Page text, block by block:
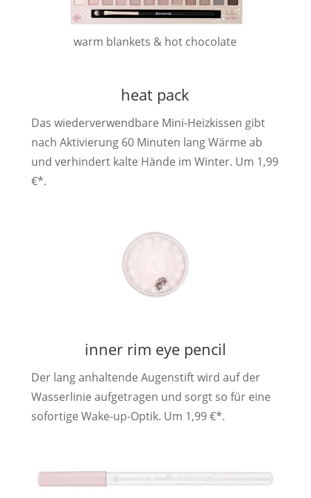
warm blankets & hot chocolate
heat pack
Das wiederverwendbare Mini-Heizkissen gibt
nach Aktivierung 60 Minuten lang Wärme ab
und verhindert kalte Hände im Winter. Um 1,99
€*.
inner rim eye pencil
Der lang anhaltende Augenstift wird auf der
Wasserlinie aufgetragen und sorgt so für eine
sofortige Wake-up-Optik. Um 1,99 €*.